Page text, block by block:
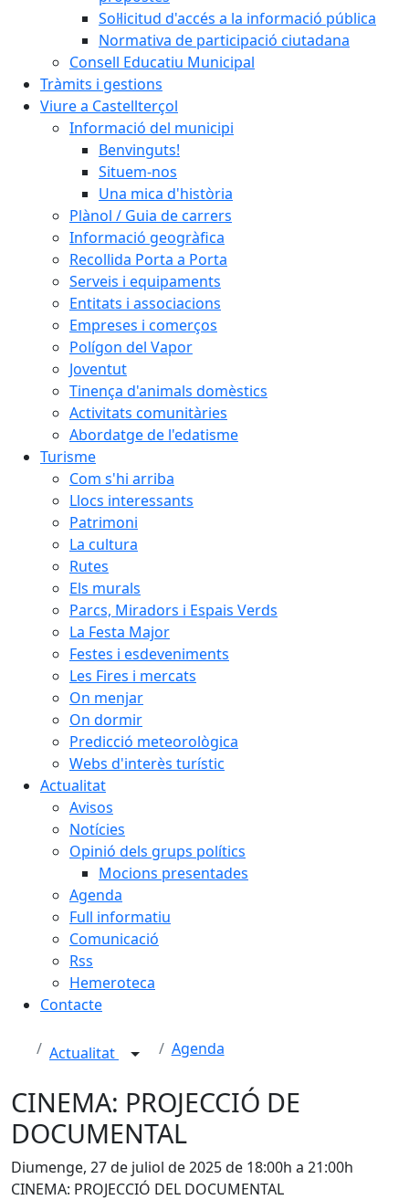
Sol·licitud d'accés a la informació pública
Normativa de participació ciutadana
Consell Educatiu Municipal
Tràmits i gestions
Viure a Castellterçol
Informació del municipi
Benvinguts!
Situem-nos
Una mica d'història
Plànol / Guia de carrers
Informació geogràfica
Recollida Porta a Porta
Serveis i equipaments
Entitats i associacions
Empreses i comerços
Polígon del Vapor
Joventut
Tinença d'animals domèstics
Activitats comunitàries
Abordatge de l'edatisme
Turisme
Com s'hi arriba
Llocs interessants
Patrimoni
La cultura
Rutes
Els murals
Parcs, Miradors i Espais Verds
La Festa Major
Festes i esdeveniments
Les Fires i mercats
On menjar
On dormir
Predicció meteorològica
Webs d'interès turístic
Actualitat
Avisos
Notícies
Opinió dels grups polítics
Mocions presentades
Agenda
Full informatiu
Comunicació
Rss
Hemeroteca
Contacte
Actualitat Agenda
CINEMA: PROJECCIÓ DE
DOCUMENTAL
Diumenge, 27 de juliol de 2025 de 18:00h a 21:00h
CINEMA: PROJECCIÓ DEL DOCUMENTAL